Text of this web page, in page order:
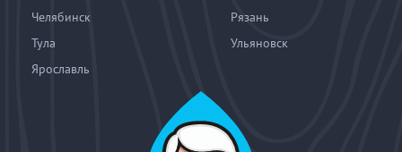
Челябинск
Рязань
Тула
Ульяновск
Ярославль